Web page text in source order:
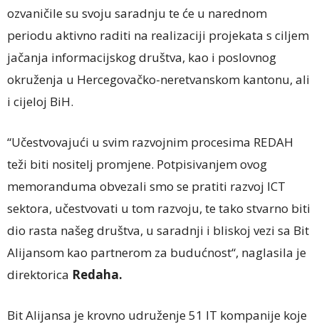
ozvaničile su svoju saradnju te će u narednom
periodu aktivno raditi na realizaciji projekata s ciljem
jačanja informacijskog društva, kao i poslovnog
okruženja u Hercegovačko-neretvanskom kantonu, ali
i cijeloj BiH.
“Učestvovajući u svim razvojnim procesima REDAH
teži biti nositelj promjene. Potpisivanjem ovog
memoranduma obvezali smo se pratiti razvoj ICT
sektora, učestvovati u tom razvoju, te tako stvarno biti
dio rasta našeg društva, u saradnji i bliskoj vezi sa Bit
Alijansom kao partnerom za budućnost“, naglasila je
direktorica Redaha.
Bit Alijansa je krovno udruženje 51 IT kompanije koje